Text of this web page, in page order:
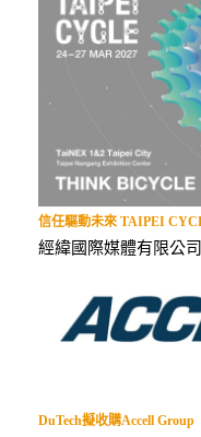
信任驅動未來 TAIPEI
經緯國際媒體有限公
DuTech擬收購Accell